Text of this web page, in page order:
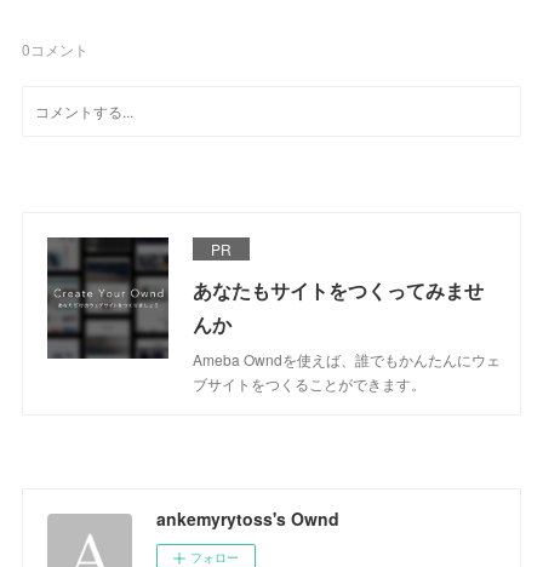
0コメント
PR
あなたもサイトをつくってみませ
んか
Ameba Owndを使えば、誰でもかんたんにウェ
ブサイトをつくることができます。
ankemyrytoss's Ownd
フォロー